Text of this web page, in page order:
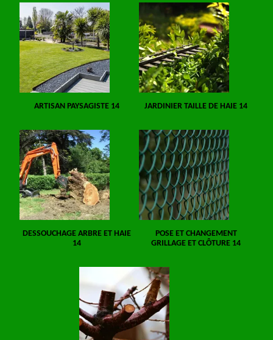
ARTISAN PAYSAGISTE 14 JARDINIER TAILLE DE HAIE 14
DESSOUCHAGE ARBRE ET HAIE
14
POSE ET CHANGEMENT
GRILLAGE ET CLÔTURE 14